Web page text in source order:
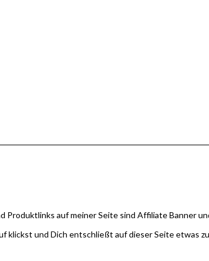
Produktlinks auf meiner Seite sind Affiliate Banner
klickst und Dich entschließt auf dieser Seite etwas